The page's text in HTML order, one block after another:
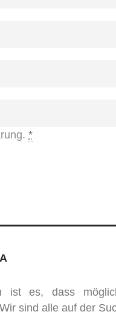
. *
ist es, dass
sind alle auf der